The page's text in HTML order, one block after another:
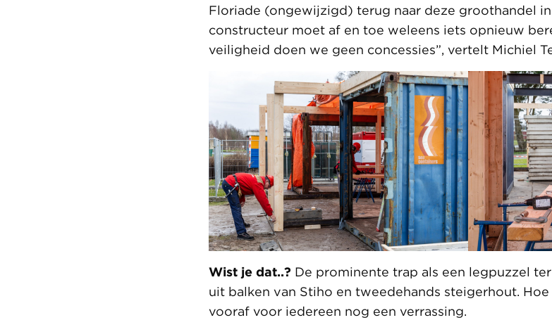
Floriade (ongewijzigd) terug naar deze groothandel
constructeur moet af en toe weleens iets opnieuw
veiligheid doen we geen concessies”, vertelt Michiel
Wist je dat..? De prominente trap als een legpuzzel
uit balken van Stiho en tweedehands steigerhout.
vooraf voor iedereen nog een verrassing.